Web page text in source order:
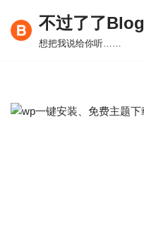
跳
不过了了Blog
想把我说给你听……